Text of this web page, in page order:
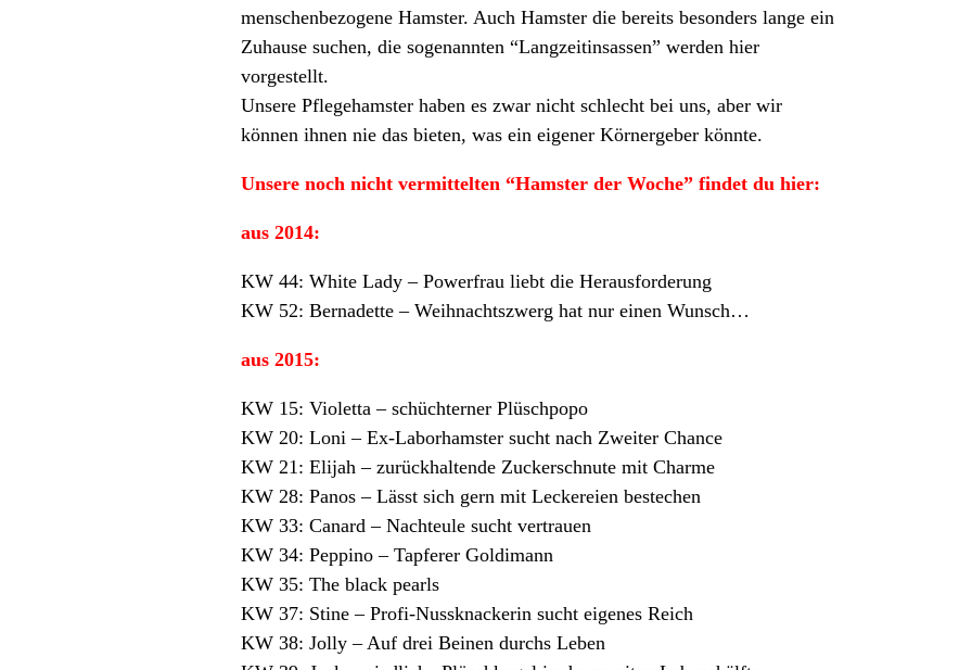
menschenbezogene Hamster. Auch Hamster die bereits besonders lange ein
Zuhause suchen, die sogenannten “Langzeitinsassen” werden hier
vorgestellt.
Unsere Pflegehamster haben es zwar nicht schlecht bei uns, aber wir
können ihnen nie das bieten, was ein eigener Körnergeber könnte.
Unsere noch nicht vermittelten “Hamster der Woche” findet du hier:
aus 2014:
KW 44: White Lady – Powerfrau liebt die Herausforderung
KW 52: Bernadette – Weihnachtszwerg hat nur einen Wunsch…
aus 2015:
KW 15: Violetta – schüchterner Plüschpopo
KW 20: Loni – Ex-Laborhamster sucht nach Zweiter Chance
KW 21: Elijah – zurückhaltende Zuckerschnute mit Charme
KW 28: Panos – Lässt sich gern mit Leckereien bestechen
KW 33: Canard – Nachteule sucht vertrauen
KW 34: Peppino – Tapferer Goldimann
KW 35: The black pearls
KW 37: Stine – Profi-Nussknackerin sucht eigenes Reich
KW 38: Jolly – Auf drei Beinen durchs Leben